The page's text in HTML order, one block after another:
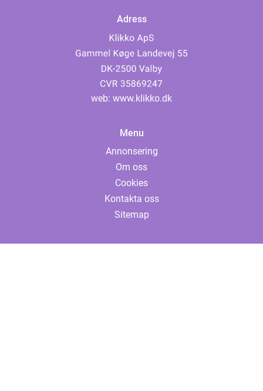
Adress
web: www.klikko.dk
Menu
Annonsering
Om oss
Cookies
Kontakta oss
Sitemap